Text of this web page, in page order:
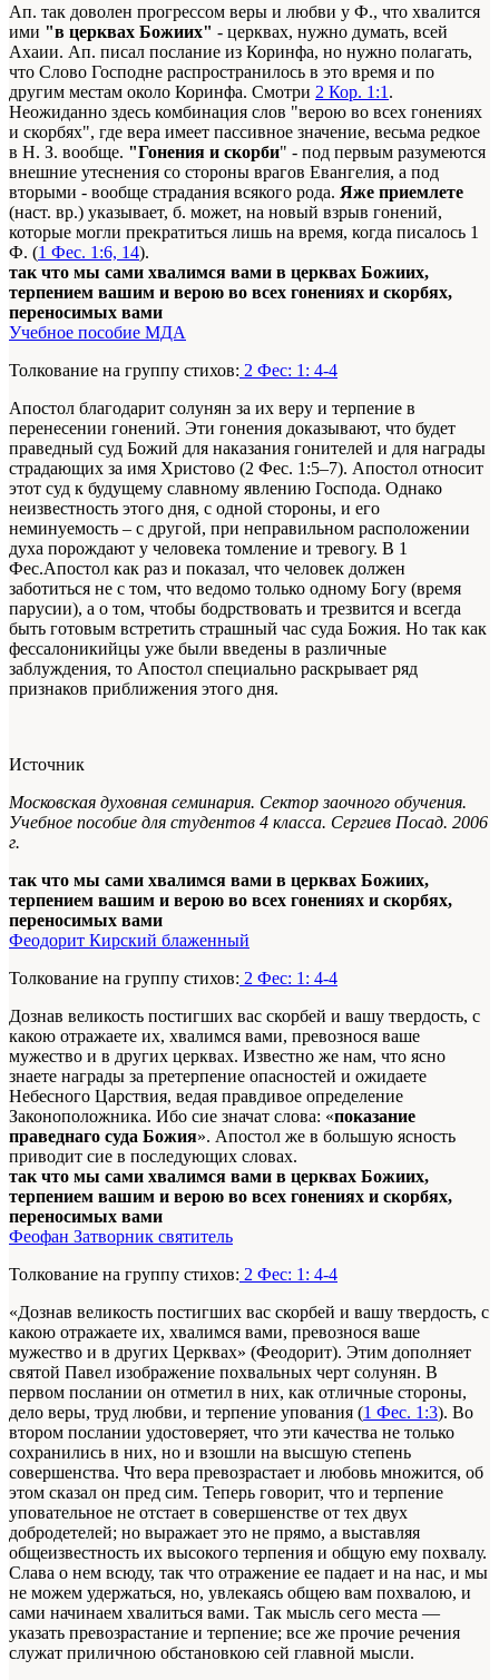
Ап. так доволен прогрессом веры и любви у Ф., что хвалится
ими "в церквах Божиих" - церквах, нужно думать, всей
Ахаии. Ап. писал послание из Коринфа, но нужно полагать,
что Слово Господне распространилось в это время и по
другим местам около Коринфа. Смотри 2 Кор. 1:1 .
Неожиданно здесь комбинация слов "верою во всех гонениях
и скорбях", где вера имеет пассивное значение, весьма редкое
в Н. З. вообще. "Гонения и скорби" - под первым разумеются
внешние утеснения со стороны врагов Евангелия, а под
вторыми - вообще страдания всякого рода. Яже приемлете
(наст. вр.) указывает, б. может, на новый взрыв гонений,
которые могли прекратиться лишь на время, когда писалось 1
Ф. (1 Фес. 1:6, 14).
так что мы сами хвалимся вами в церквах Божиих,
терпением вашим и верою во всех гонениях и скорбях,
переносимых вами
Учебное пособие МДА
Толкование на группу стихов: 2 Фес: 1: 4-4
Апостол благодарит солунян за их веру и терпение в
перенесении гонений. Эти гонения доказывают, что будет
праведный суд Божий для наказания гонителей и для награды
страдающих за имя Христово (2 Фес. 1:5–7). Апостол относит
этот суд к будущему славному явлению Господа. Однако
неизвестность этого дня, с одной стороны, и его
неминуемость – с другой, при неправильном расположении
духа порождают у человека томление и тревогу. В 1
Фес.Апостол как раз и показал, что человек должен
заботиться не с том, что ведомо только одному Богу (время
парусии), а о том, чтобы бодрствовать и трезвится и всегда
быть готовым встретить страшный час суда Божия. Но так как
фессалоникийцы уже были введены в различные
заблуждения, то Апостол специально раскрывает ряд
признаков приближения этого дня.
Источник
Московская духовная семинария. Сектор заочного обучения.
Учебное пособие для студентов 4 класса. Сергиев Посад. 2006
г.
так что мы сами хвалимся вами в церквах Божиих,
терпением вашим и верою во всех гонениях и скорбях,
переносимых вами
Феодорит Кирский блаженный
Толкование на группу стихов: 2 Фес: 1: 4-4
Дознав великость постигших вас скорбей и вашу твердость, с
какою отражаете их, хвалимся вами, превознося ваше
мужество и в других церквах. Известно же нам, что ясно
знаете награды за претерпение опасностей и ожидаете
Небесного Царствия, ведая правдивое определение
Законоположника. Ибо сие значат слова: «показание
праведнаго суда Божия». Апостол же в большую ясность
приводит сие в последующих словах.
так что мы сами хвалимся вами в церквах Божиих,
терпением вашим и верою во всех гонениях и скорбях,
переносимых вами
Феофан Затворник святитель
Толкование на группу стихов: 2 Фес: 1: 4-4
«Дознав великость постигших вас скорбей и вашу твердость, с
какою отражаете их, хвалимся вами, превознося ваше
мужество и в других Церквах» (Феодорит). Этим дополняет
святой Павел изображение похвальных черт солунян. В
первом послании он отметил в них, как отличные стороны,
дело веры, труд любви, и терпение упования (1 Фес. 1:3). Во
втором послании удостоверяет, что эти качества не только
сохранились в них, но и взошли на высшую степень
совершенства. Что вера превозрастает и любовь множится, об
этом сказал он пред сим. Теперь говорит, что и терпение
уповательное не отстает в совершенстве от тех двух
добродетелей; но выражает это не прямо, а выставляя
общеизвестность их высокого терпения и общую ему похвалу.
Слава о нем всюду, так что отражение ее падает и на нас, и мы
не можем удержаться, но, увлекаясь общею вам похвалою, и
сами начинаем хвалиться вами. Так мысль сего места —
указать превозрастание и терпение; все же прочие речения
служат приличною обстановкою сей главной мысли.